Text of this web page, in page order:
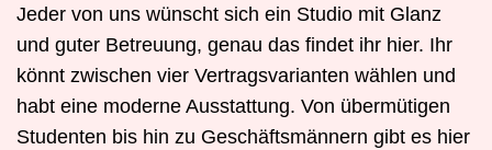
Jeder von uns wünscht sich ein Studio mit Glanz
und guter Betreuung, genau das findet ihr hier. Ihr
könnt zwischen vier Vertragsvarianten wählen und
habt eine moderne Ausstattung. Von übermütigen
Studenten bis hin zu Geschäftsmännern gibt es hier